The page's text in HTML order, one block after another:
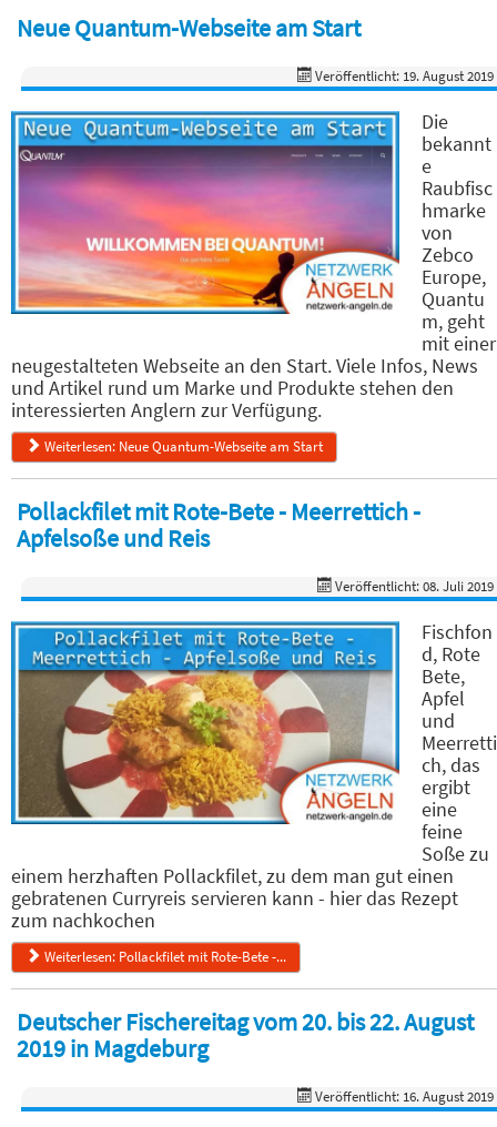
Neue Quantum-Webseite am Start
Veröffentlicht: 19. August 2019
Die
bekannt
e
Raubfisc
hmarke
von
Zebco
Europe,
Quantu
m, geht
mit einer
neugestalteten Webseite an den Start. Viele Infos, News
und Artikel rund um Marke und Produkte stehen den
interessierten Anglern zur Verfügung.
Weiterlesen: Neue Quantum-Webseite am Start
Pollackfilet mit Rote-Bete - Meerrettich -
Apfelsoße und Reis
Veröffentlicht: 08. Juli 2019
Fischfon
d, Rote
Bete,
Apfel
und
Meerretti
ch, das
ergibt
eine
feine
Soße zu
einem herzhaften Pollackfilet, zu dem man gut einen
gebratenen Curryreis servieren kann - hier das Rezept
zum nachkochen
Weiterlesen: Pollackfilet mit Rote-Bete -...
Deutscher Fischereitag vom 20. bis 22. August
2019 in Magdeburg
Veröffentlicht: 16. August 2019